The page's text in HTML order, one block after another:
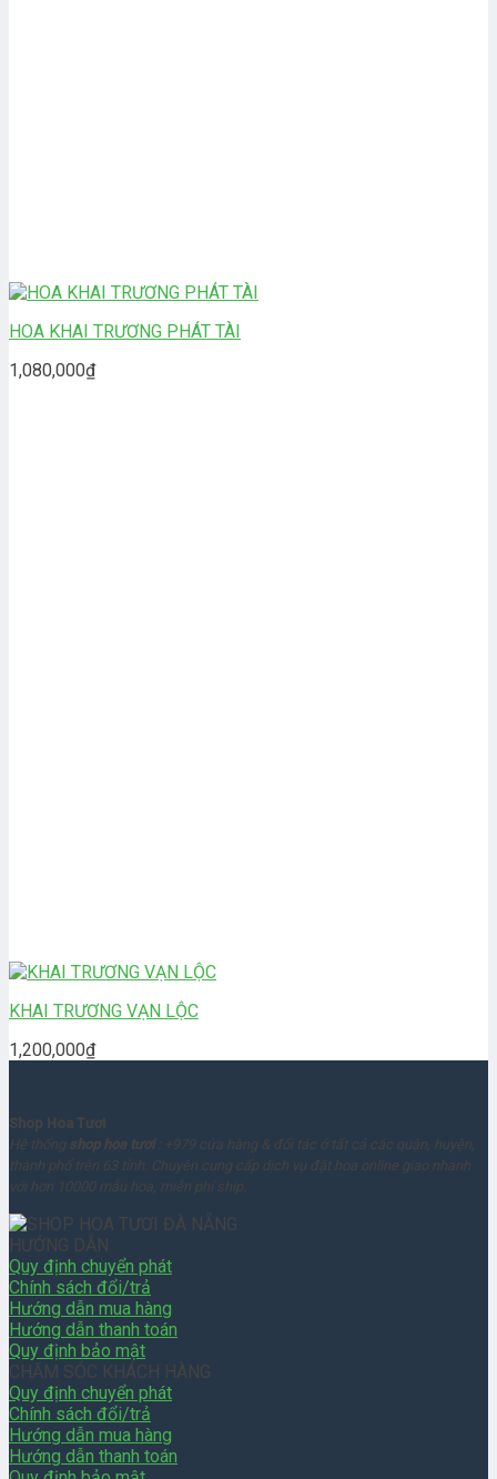
HOA KHAI TRƯƠNG PHÁT TÀI
1,080,000₫
KHAI TRƯƠNG VẠN LỘC
1,200,000₫
Shop Hoa Tươi
Hệ thống shop hoa tươi : +979 cửa hàng & đối tác ở tất cả các quận, huyện,
thành phố trên 63 tỉnh. Chuyên cung cấp dịch vụ đặt hoa online giao nhanh
với hơn 10000 mẫu hoa, miễn phí ship.
HƯỚNG DẪN
Quy định chuyển phát
Chính sách đổi/trả
Hướng dẫn mua hàng
Hướng dẫn thanh toán
Quy định bảo mật
CHĂM SÓC KHÁCH HÀNG
Quy định chuyển phát
Chính sách đổi/trả
Hướng dẫn mua hàng
Hướng dẫn thanh toán